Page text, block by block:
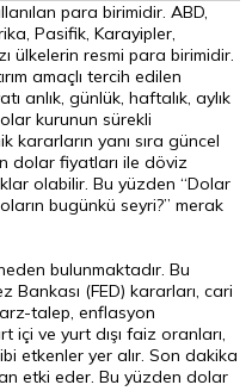
para birimidir. ABD,
Pasifik, Karayipler,
ülkelerin resmi para birimidir.
amaçlı tercih edilen
anlık, günlük, haftalık, aylık
kurunun sürekli
kararların yanı sıra güncel
dolar fiyatları ile döviz
olabilir. Bu yüzden “Dolar
bugünkü seyri?” merak
bulunmaktadır. Bu
Bankası (FED) kararları, cari
talep, enflasyon
içi ve yurt dışı faiz oranları,
etkenler yer alır. Son dakika
etki eder. Bu yüzden dolar